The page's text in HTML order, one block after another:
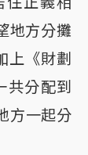
地方分攤
上《財劃
共分配到
方一起分